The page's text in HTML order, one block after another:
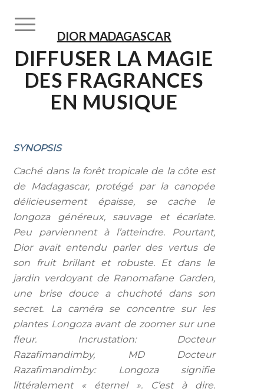
DIOR MADAGASCAR
DIFFUSER LA MAGIE
DES FRAGRANCES
EN MUSIQUE
SYNOPSIS
Caché dans la forêt tropicale de la côte est
de Madagascar, protégé par la canopée
délicieusement épaisse, se cache le
longoza généreux, sauvage et écarlate.
Peu parviennent à l’atteindre. Pourtant,
Dior avait entendu parler des vertus de
son fruit brillant et robuste. Et dans le
jardin verdoyant de Ranomafane Garden,
une brise douce a chuchoté dans son
secret. La caméra se concentre sur les
plantes Longoza avant de zoomer sur une
fleur. Incrustation: Docteur
Razafimandimby, MD Docteur
Razafimandimby: Longoza signifie
littéralement « éternel ». C’est à dire.